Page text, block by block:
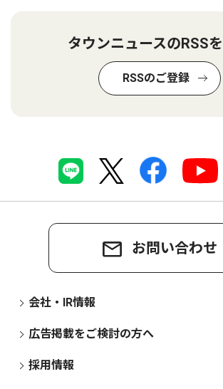
タウンニュースのRSS
RSSのご登録
お問い合わせ
会社・IR情報
広告掲載をご検討の方へ
採用情報